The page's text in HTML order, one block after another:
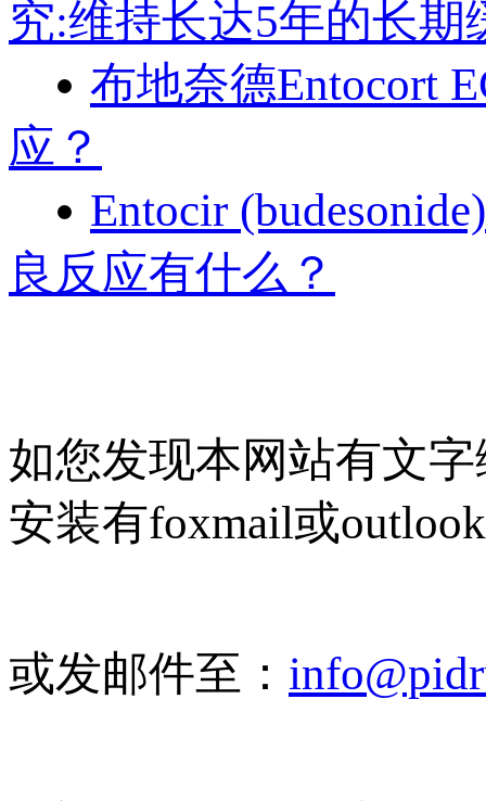
究:维持长达5年的长期
布地奈德Entocort
应？
Entocir
良反应有什么？
如您发现本网站有文
安装有foxmail或
或发邮件至：